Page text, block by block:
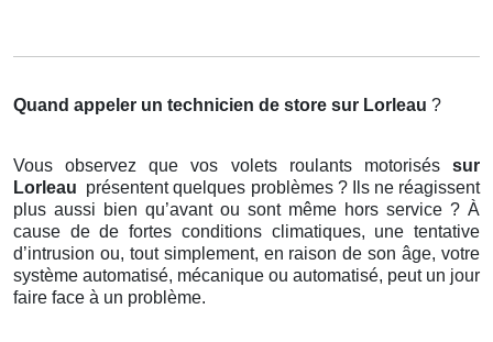
Quand appeler un technicien de store sur Lorleau ?
Vous observez que vos volets roulants motorisés sur
Lorleau présentent quelques problèmes ? Ils ne réagissent
plus aussi bien qu’avant ou sont même hors service ? À
cause de de fortes conditions climatiques, une tentative
d’intrusion ou, tout simplement, en raison de son âge, votre
système automatisé, mécanique ou automatisé, peut un jour
faire face à un problème.